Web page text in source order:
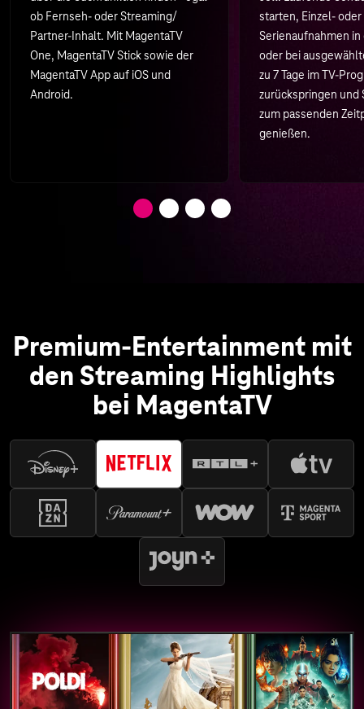
ob Fernseh- oder Streaming/
Partner-Inhalt. Mit MagentaTV
One, MagentaTV Stick sowie der
MagentaTV App auf iOS und
Android.
starten, Einzel- oder
Serienaufnahmen
oder bei
zu 7 Tage im TV-
zurückspringen und
zum passenden
genießen.
Premium-Entertainment mit
den Streaming Highlights
bei MagentaTV